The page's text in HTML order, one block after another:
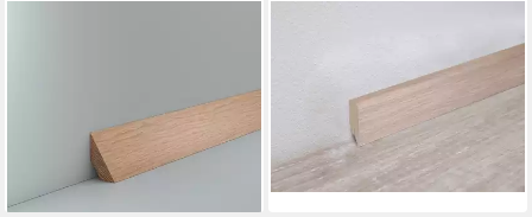
Zierleiste, L: 240 cm, H: 4 cm,
lieferbar - in 3-4 Werktagen bei dir
Eiche weiß Dekor, L: 250 cm
(5,28 €/ 1 m)
lieferbar in 3 Wochen